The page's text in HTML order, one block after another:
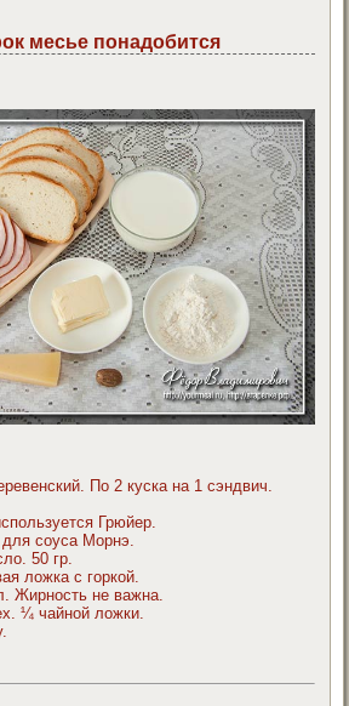
месье понадобится
По 2 куска на 1 сэндвич.
Грюйер.
соуса Морнэ.
50 гр.
ложка с горкой.
Жирность не важна.
¼ чайной ложки.